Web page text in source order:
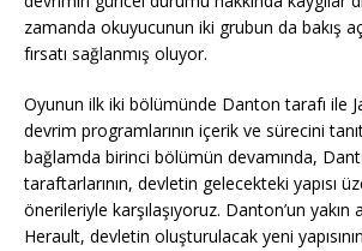
zamanda okuyucunun iki grubun da bakış
fırsatı sağlanmış oluyor.
Oyunun ilk iki bölümünde Danton tarafı ile
devrim programlarının içerik ve sürecini
bağlamda birinci bölümün devamında,
taraftarlarının, devletin gelecekteki yapısı
önerileriyle karşılaşıyoruz. Danton’un yakın
Herault, devletin oluşturulacak yeni